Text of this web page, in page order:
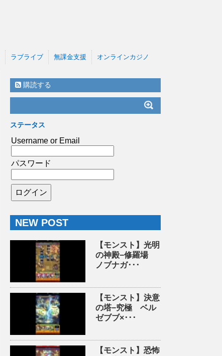
ラブライブ 無課金支援 オンラインカジノ
購読する
ステータス
Username or Email
パスワード
NEW POST
【モンスト】光明
の神殿−修羅場
ノブナガ･･･
【モンスト】決意
の塔−究極 ベル
ゼブブ×･･･
【モンスト】恐怖